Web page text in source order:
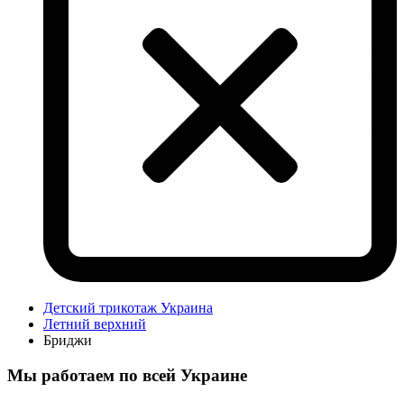
Детский трикотаж Украина
Летний верхний
Бриджи
Мы работаем по всей Украине